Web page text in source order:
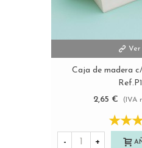
Ver
Caja de madera
2,65 €
(IVA
- +